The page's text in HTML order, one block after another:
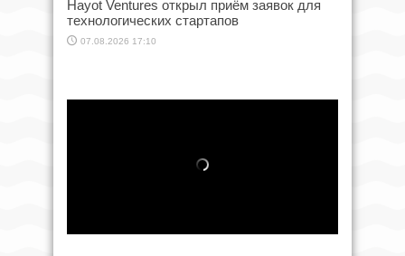
Hayot Ventures открыл приём заявок для
технологических стартапов
07.08.2026 17:10